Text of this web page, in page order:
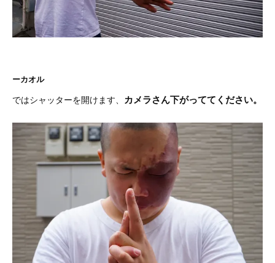
ーカオル
ではシャッターを開けます、 カメラさん下がっててください。